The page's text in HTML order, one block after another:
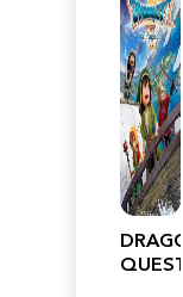
QUEST